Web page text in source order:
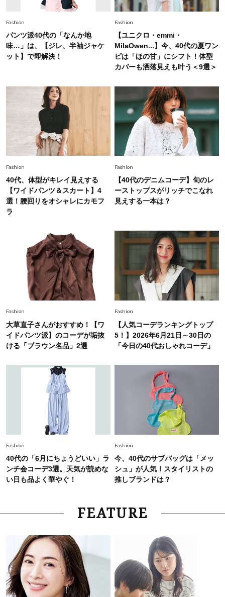
40代の夏通勤はこれ１着！「きちんと感」も
「オシャレ」も整うトレンドトップス〈4選〉
Fashion 2026.6.26
初夏はこれさえあれば！40代は【淡色ワンピ】
で即涼しげ＆上品見え〈3選〉
Fashion 2026.8.5
オシャレ40代の【ワンピ＆オールインワン】最
旬着こなし3選。地味見え回避のコツは「バッグ
選び」！
Fashion
Fashion 2026.6.25
Fashion 2026.7.9
スタイリストが本気で推す！40代がほどよく華
やぐ【甘め黒アイテム】3選
Fashion
パンツ派40代の「なんか地
味…」は、【ジレ、半袖ジャケ
ット】で即解決！
Fashion
【ユニクロ・emmi・
MilaOwen...】今、40代の夏ワン
ピは「ほの甘」にシフト！体型
カバーも洒落見えも叶う＜9選＞
Fashion
40代、体型がキレイ見えする
【ワイドパンツ＆スカート】4
選！腰回りをオシャレにカモフ
ラ
Fashion
【40代のデニムコーデ】旬のレ
ーストップスがリッチでこなれ
見えする一本は？
Fashion
大草直子さんがおすすめ！【ワ
イドパンツ派】のコーデが垢抜
ける「ブラウン名品」2選
Fashion
【人気コーデランキングトップ
5！】2026年6月21日～30日の
「今日の40代おしゃれコーデ」
Fashion
40代の「6月にちょうどいい」ラ
ンチ会コーデ3選。天気が読めな
い日も品よく華やぐ！
Fashion
今、40代のサブバッグは「メッ
シュ」が人気！スタイリストの
推しブランドは？
FEATURE